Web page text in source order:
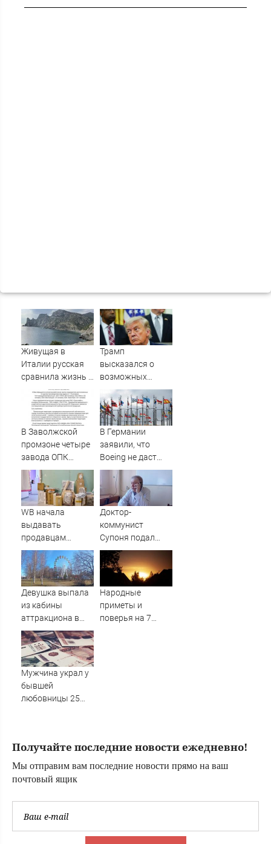
Живущая в
Италии русская
сравнила жизнь в
Европе и в Крыму
Трамп
высказался о
возможных
поставках ракет-
перехватчиков
Украине
В Заволжской
промзоне четыре
завода ОПК
заявили об угрозе
срыва
гособоронзаказа
из-за блокировки
В Германии
заявили, что
Boeing не даст
Киеву наладить
выпуск ракет для
Patriot
WB начала
выдавать
продавцам
справки о
повреждении
товаров из-за
форс-мажора
Доктор-
коммунист
Супоня подал
заявку в «Битву
экстрасенсов»
Девушка выпала
из кабины
аттракциона в
российском
городе
Народные
приметы и
поверья на 7
Мужчина украл у
бывшей
любовницы 25
Получайте последние новости ежедневно!
Мы отправим вам последние новости прямо на ваш
почтовый ящик